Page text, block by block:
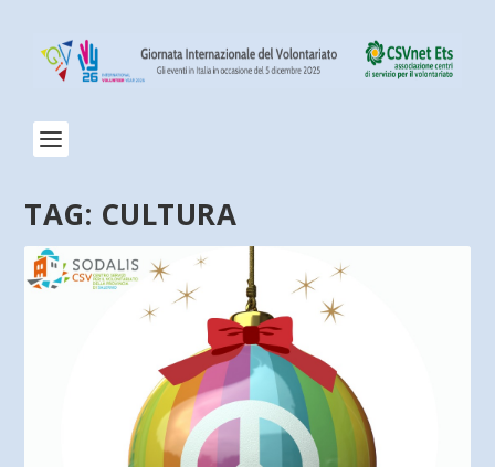
TAG: CULTURA